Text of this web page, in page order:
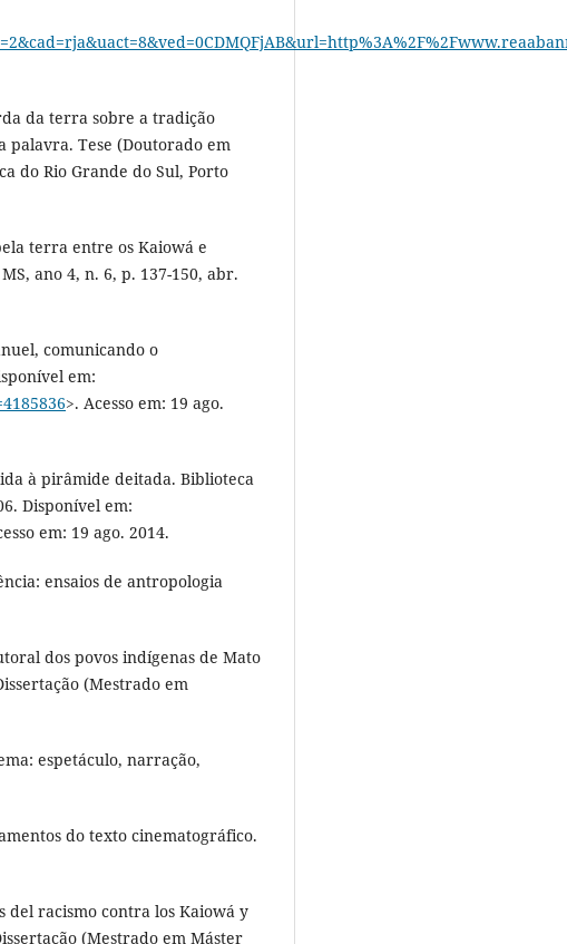
da terra sobre a tradição
palavra. Tese (Doutorado em
do Rio Grande do Sul, Porto
terra entre os Kaiowá e
ano 4, n. 6, p. 137-150, abr.
comunicando o
em:
>. Acesso em: 19 ago.
à pirâmide deitada. Biblioteca
Disponível em:
em: 19 ago. 2014.
ensaios de antropologia
dos povos indígenas de Mato
(Mestrado em
espetáculo, narração,
do texto cinematográfico.
del racismo contra los Kaiowá y
(Mestrado em Máster